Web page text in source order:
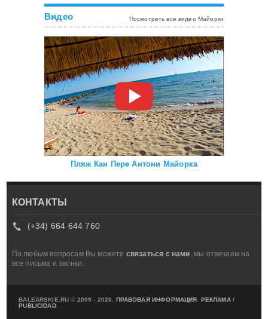
Видео Посмотреть все видео Майорки
Пляж Кан Пере Антони Майорка
КОНТАКТЫ
(+34) 664 644 760
По любым вопросам Вы можете связаться с нами, мы отвечаем на
все письма и звонки.
BALEARSKIE.RU © 2009 - 2026. ПРАВОВАЯ ИНФОРМАЦИЯ РЕКЛАМА/
PUBLICIDAD.